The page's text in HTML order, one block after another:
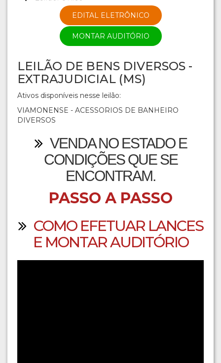
EDITAL ELETRÔNICO
MONTAR AUDITÓRIO
LEILÃO DE BENS DIVERSOS -
EXTRAJUDICIAL (MS)
Ativos disponíveis nesse leilão:
VIAMONENSE - ACESSORIOS DE BANHEIRO
DIVERSOS
VENDA NO ESTADO E
CONDIÇÕES QUE SE
ENCONTRAM.
PASSO A PASSO
COMO EFETUAR LANCES
E MONTAR AUDITÓRIO